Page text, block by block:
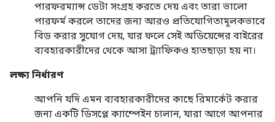
পারফরম্যান্স ডেটা সংগ্রহ করতে দেয় এবং তারা ভালো
পারফর্ম করলে তাদের জন্য আরও প্রতিযোগিতামূলকভাবে
বিড করার সুযোগ দেয়, যার ফলে সেই অডিয়েন্সের বাইরের
ব্যবহারকারীদের থেকে আসা ট্র্যাফিকও হাতছাড়া হয় না।
লক্ষ্য নির্ধারণ
আপনি যদি এমন ব্যবহারকারীদের কাছে রিমার্কেট করার
জন্য একটি ডিসপ্লে ক্যাম্পেইন চালান, যারা আগে আপনার